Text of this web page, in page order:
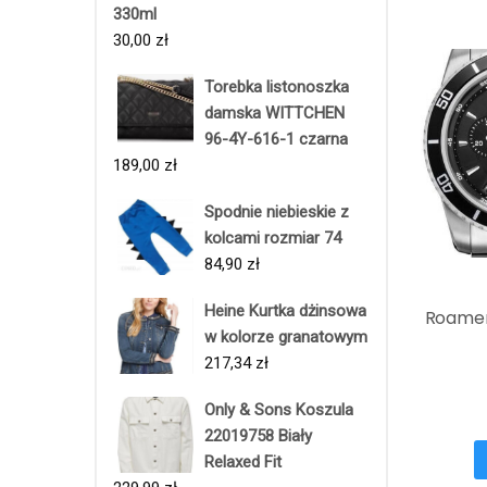
330ml
30,00 zł
Torebka listonoszka
damska WITTCHEN
96-4Y-616-1 czarna
189,00 zł
Spodnie niebieskie z
kolcami rozmiar 74
84,90 zł
Heine Kurtka dżinsowa
w kolorze granatowym
217,34 zł
Only & Sons Koszula
22019758 Biały
Relaxed Fit